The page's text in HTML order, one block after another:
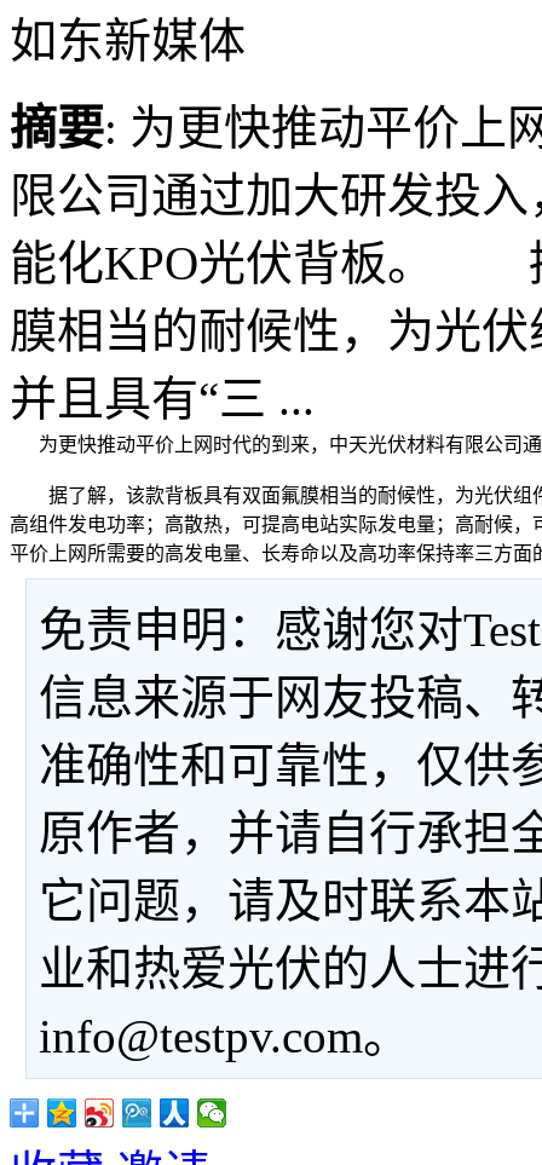
如东新媒体
摘要: 为更快推动平价上
限公司通过加大研发投
能化KPO光伏背板。
膜相当的耐候性，为光
并且具有“三 ...
为更快推动平价上网时代的到来，中天光伏材料有限公司
据了解，该款背板具有双面氟膜相当的耐候性，为光伏组
高组件发电功率；高散热，可提高电站实际发电量；高耐候
平价上网所需要的高发电量、长寿命以及高功率保持率三方面
免责申明：感谢您对
信息来源于网友投稿、
准确性和可靠性，仅供
原作者，并请自行承担
它问题，请及时联系本
业和热爱光伏的人士进
info@testpv.com。